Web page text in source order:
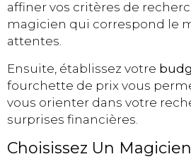
affiner vos critères de
magicien qui correspond le
attentes.
Ensuite, établissez votre
fourchette de prix vous
vous orienter dans votre
surprises financières.
Choisissez Un